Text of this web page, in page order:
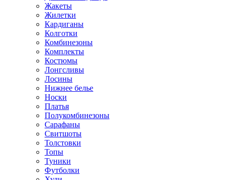
Жакеты
Жилетки
Кардиганы
Колготки
Комбинезоны
Комплекты
Костюмы
Лонгсливы
Лосины
Нижнее белье
Носки
Платья
Полукомбинезоны
Сарафаны
Свитшоты
Толстовки
Топы
Туники
Футболки